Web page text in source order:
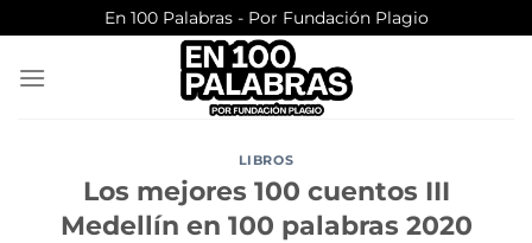
al
contenido
En 100 Palabras - Por Fundación Plagio
LIBROS
Los mejores 100 cuentos III
Medellín en 100 palabras 2020